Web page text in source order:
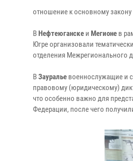
отношение к основному закону
В Нефтеюганске и Мегионе в
Югре организовали
отделения Межрегионального
ВЗауралье военнослужащие и
правовому (юридическому)
что особенно важно для
Федерации, после чего